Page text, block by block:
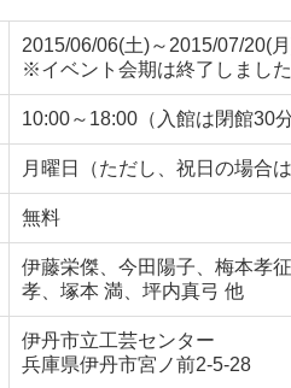
2015/06/06(土)～2015/07/20(
※イベント会期は終了しました
10:00～18:00（入館は閉館30
月曜日（ただし、祝日の場合
無料
伊藤栄傑、今田陽子、梅本孝
孝、塚本 満、坪内真弓 他
伊丹市立工芸センター
兵庫県伊丹市宮ノ前2-5-28